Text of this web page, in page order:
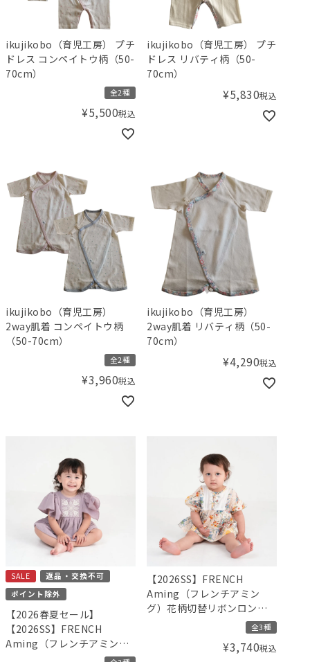
ikujikobo（育児工房） プチ
ドレス コンペイトウ柄（50-
70cm）
全2種
¥5,500税込
ikujikobo（育児工房） プチ
ドレス リバティ柄（50-
70cm）
¥5,830税込
ikujikobo（育児工房）
2way肌着 コンペイトウ柄
（50-70cm）
全2種
¥3,960税込
ikujikobo（育児工房）
2way肌着 リバティ柄（50-
70cm）
¥4,290税込
SALE
返品・交換不可
ポイント除外
【2026春夏セール】
【2026SS】FRENCH
Aming（フレンチアミン
【2026SS】FRENCH
Aming（フレンチアミン
グ）花柄切替リボンロンパ
全3種
¥3,740税込